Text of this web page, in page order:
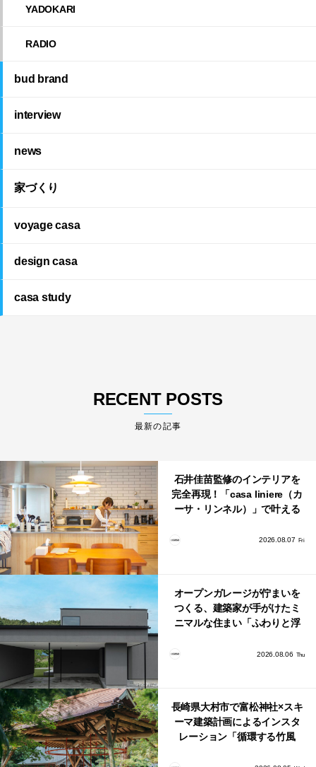
YADOKARI
RADIO
bud brand
interview
news
家づくり
voyage casa
design casa
casa study
RECENT POSTS
最新の記事
石井佳苗監修のインテリアを
完全再現！「casa liniere（カ
ーサ・リンネル）」で叶える
2026.08.07 Fri
オープンガレージが佇まいを
つくる、建築家が手がけたミ
ニマルな住まい「ふわりと浮
2026.08.06 Thu
長崎県大村市で富松神社×スキ
ーマ建築計画によるインスタ
レーション「循環する竹風